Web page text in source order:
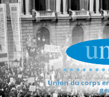
Union du corps